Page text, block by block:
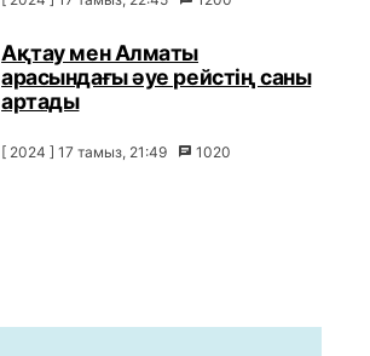
Ақтау мен Алматы
арасындағы әуе рейстің саны
артады
[ 2024 ] 17 тамыз, 21:49 1020